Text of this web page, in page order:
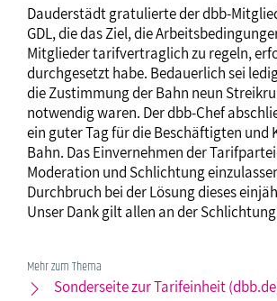
Dauderstädt gratulierte der dbb-
GDL, die das Ziel, die
Mitglieder tarifvertraglich zu regeln,
durchgesetzt habe. Bedauerlich sei
die Zustimmung der Bahn neun
notwendig waren. Der dbb-Chef
ein guter Tag für die Beschäftigten und
Bahn. Das Einvernehmen der
Moderation und Schlichtung
Durchbruch bei der Lösung dieses
Unser Dank gilt allen an der
Mehr zum Thema
Sonderseite zur Tarifeinheit